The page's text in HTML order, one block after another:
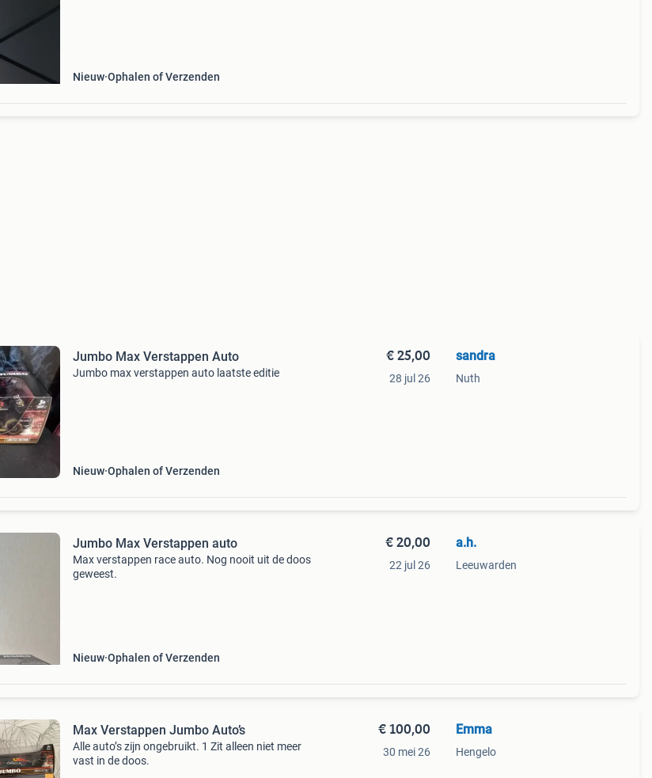
Nieuw Ophalen of Verzenden
Jumbo Max Verstappen Auto
Jumbo max verstappen auto laatste editie
Nieuw Ophalen of Verzenden
€ 25,00
28 jul 26
sandra
Nuth
Jumbo Max Verstappen auto
Max verstappen race auto. Nog nooit uit de doos
geweest.
Nieuw Ophalen of Verzenden
€ 20,00
22 jul 26
a.h.
Leeuwarden
Max Verstappen Jumbo Auto’s
Alle auto’s zijn ongebruikt. 1 Zit alleen niet meer
vast in de doos.
€ 100,00
30 mei 26
Emma
Hengelo